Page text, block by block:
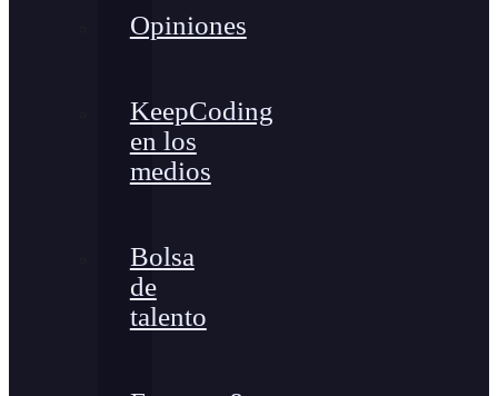
Opiniones
KeepCoding
en los
medios
Bolsa
de
talento